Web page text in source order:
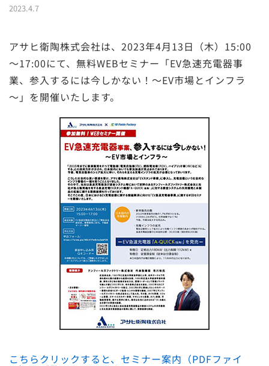
2023.4.7
アサヒ衛陶株式会社は、2023年4月13日（木）15:00
～17:00にて、無料WEBセミナー「EV急速充電器事
業、参入するには今しかない！～EV市場とインフラ
～」を開催いたします。
こちらクリックすると、セミナー案内（PDFファイ